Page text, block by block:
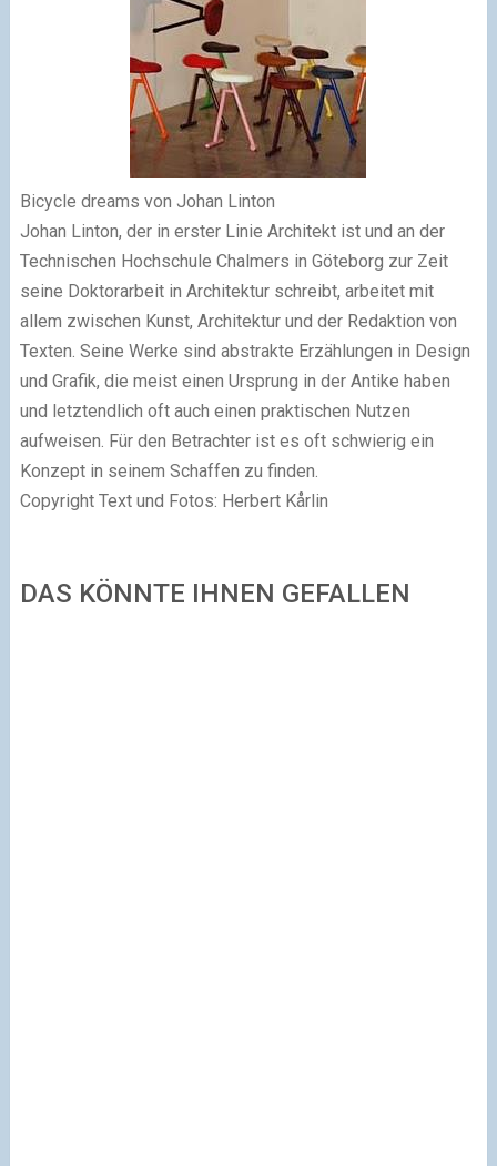
Bicycle dreams von Johan Linton
Johan Linton, der in erster Linie Architekt ist und an der
Technischen Hochschule Chalmers in Göteborg zur Zeit
seine Doktorarbeit in Architektur schreibt, arbeitet mit
allem zwischen Kunst, Architektur und der Redaktion von
Texten. Seine Werke sind abstrakte Erzählungen in Design
und Grafik, die meist einen Ursprung in der Antike haben
und letztendlich oft auch einen praktischen Nutzen
aufweisen. Für den Betrachter ist es oft schwierig ein
Konzept in seinem Schaffen zu finden.
Copyright Text und Fotos: Herbert Kårlin
DAS KÖNNTE IHNEN GEFALLEN